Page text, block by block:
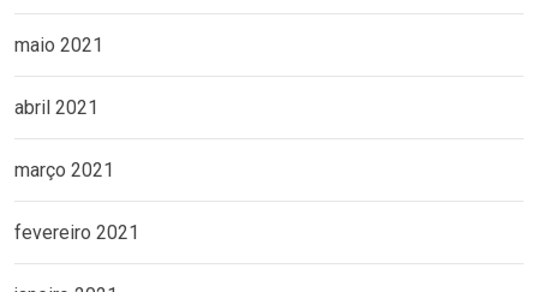
maio 2021
abril 2021
março 2021
fevereiro 2021